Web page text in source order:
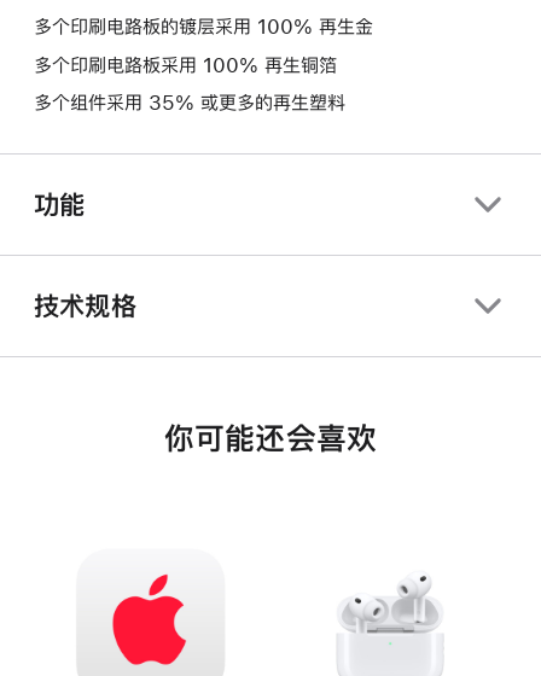
多个印刷电路板的镀层采用 100% 再生金
多个印刷电路板采用 100% 再生铜箔
多个组件采用 35% 或更多的再生塑料
功能
技术规格
你可能还会喜欢